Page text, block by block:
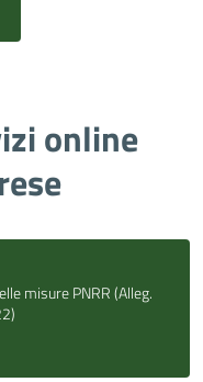
online
misure PNRR (Alleg.